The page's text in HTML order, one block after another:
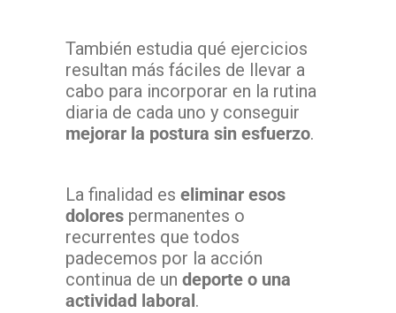
También estudia qué ejercicios
resultan más fáciles de llevar a
cabo para incorporar en la rutina
diaria de cada uno y conseguir
mejorar la postura sin esfuerzo.
La finalidad es eliminar esos
dolores permanentes o
recurrentes que todos
padecemos por la acción
continua de un deporte o una
actividad laboral.